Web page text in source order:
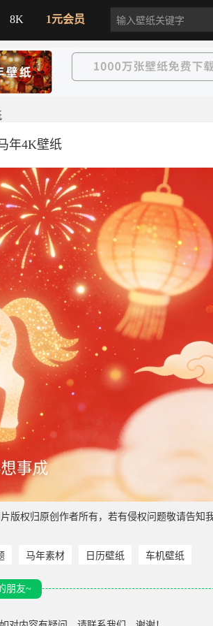
8K 1元会员
年4K壁纸
版权归原创作者所有，若有侵权问题敬请告知
马年素材 日历壁纸 车机壁纸
朋友~